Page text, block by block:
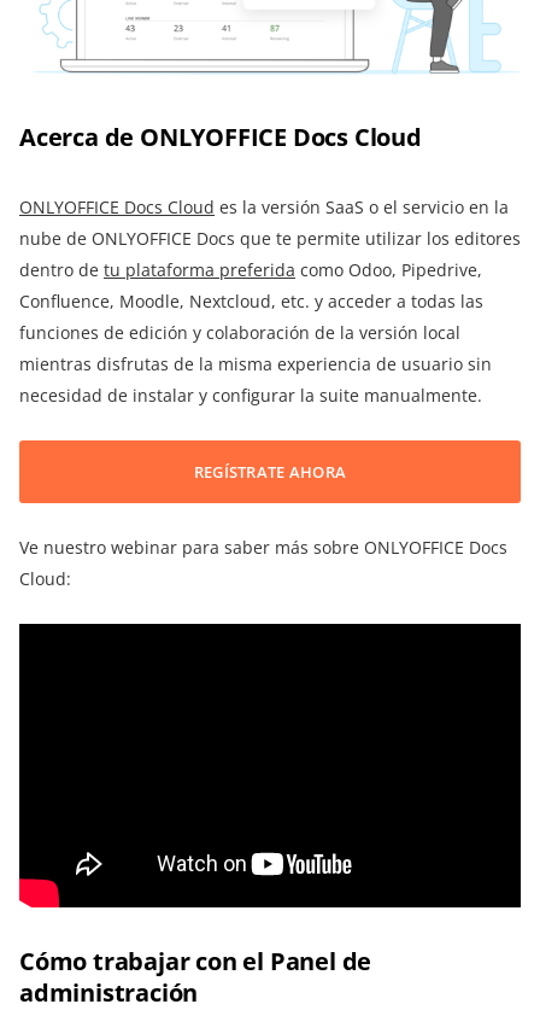
Acerca de ONLYOFFICE Docs Cloud
ONLYOFFICE Docs Cloud es la versión SaaS o el servicio en la
nube de ONLYOFFICE Docs que te permite utilizar los editores
dentro de tu plataforma preferida como Odoo, Pipedrive,
Confluence, Moodle, Nextcloud, etc. y acceder a todas las
funciones de edición y colaboración de la versión local
mientras disfrutas de la misma experiencia de usuario sin
necesidad de instalar y configurar la suite manualmente.
REGÍSTRATE AHORA
Ve nuestro webinar para saber más sobre ONLYOFFICE Docs
Cloud:
Cómo trabajar con el Panel de
administración